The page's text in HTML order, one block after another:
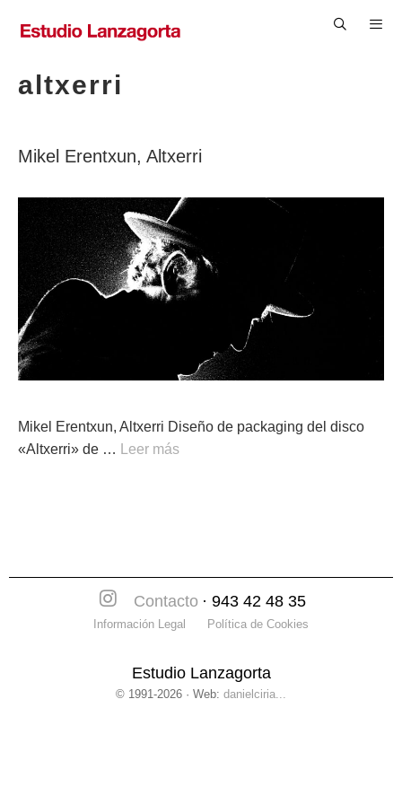
altxerri
Mikel Erentxun, Altxerri
Mikel Erentxun, Altxerri Diseño de packaging del disco
«Altxerri» de …
Leer más
Contacto · 943 42 48 35
Información Legal Política de Cookies
Estudio Lanzagorta
© 1991-2026 · Web: danielciria...